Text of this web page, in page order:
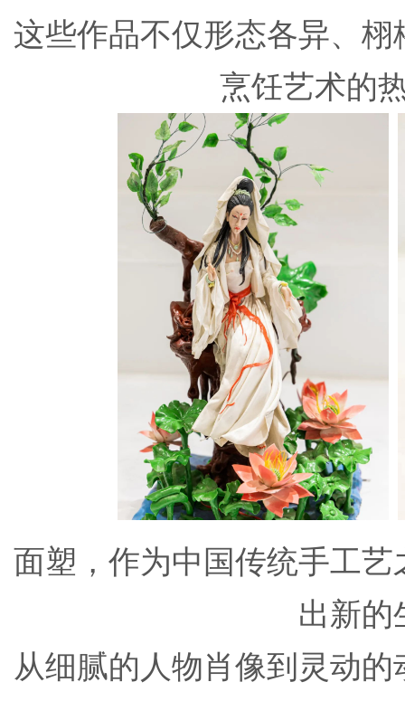
这些作品不仅形态各异、
烹饪艺术的
面塑，作为中国传统手工
出新的
从细腻的人物肖像到灵动